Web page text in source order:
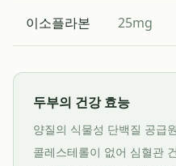
이소플라본 25mg
두부의 건강 효능
양질의 식물성 단백질 공급
콜레스테롤이 없어 심혈관